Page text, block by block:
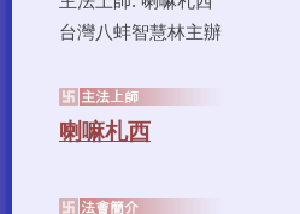
台灣八蚌智慧林主辦